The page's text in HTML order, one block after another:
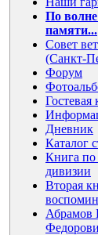
По
памяти...
Совет
(Санкт-
Форум
Гостевая
Дневник
Каталог
Книга по
дивизии
Вторая
Абрамов